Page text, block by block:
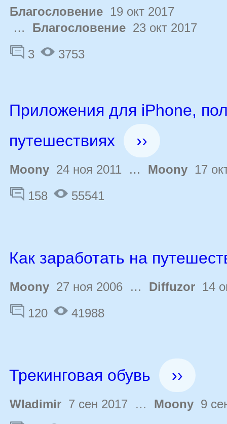
Благословение 19 окт 2017
… Благословение 23 окт 2017
3
3753
Приложения для iPhone,
путешествиях
››
Moony 24 ноя 2011 … Moony 17
158
55541
Как заработать на
Moony 27 ноя 2006 … Diffuzor 14
120
41988
Трекинговая обувь ››
Wladimir 7 сен 2017 … Moony 9